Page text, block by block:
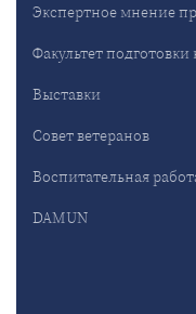
Экспертное мнение
Факультет
Выставки
Совет ветеранов
Воспитательная
DAMUN